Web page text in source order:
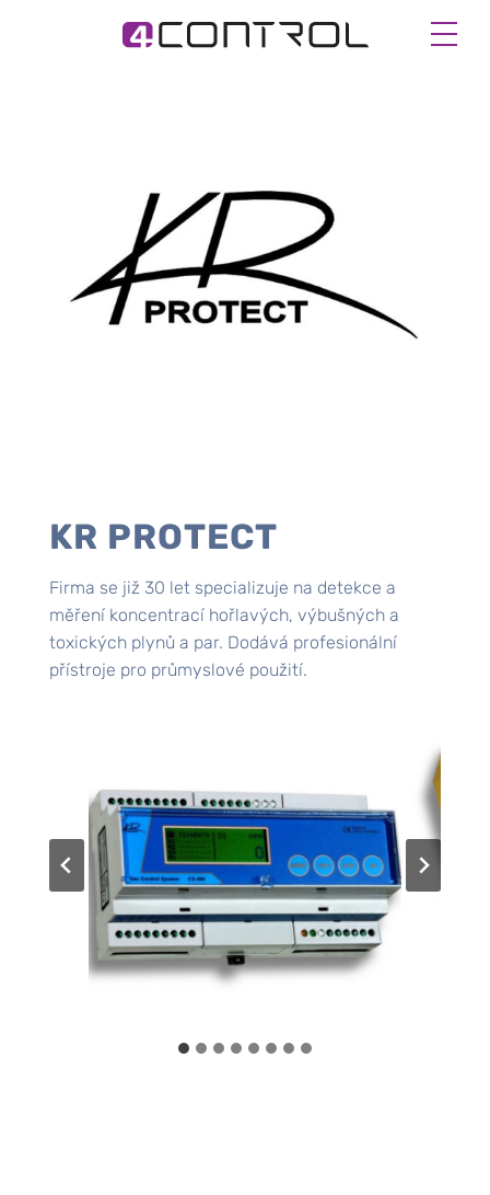
KR PROTECT
Firma se již 30 let specializuje na detekce a
měření koncentrací hořlavých, výbušných a
toxických plynů a par. Dodává profesionální
přístroje pro průmyslové použití.